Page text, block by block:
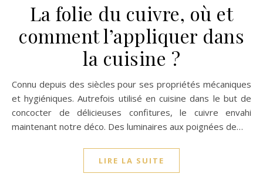
La folie du cuivre, où et
comment l’appliquer dans
la cuisine ?
Connu depuis des siècles pour ses propriétés mécaniques
et hygiéniques. Autrefois utilisé en cuisine dans le but de
concocter de délicieuses confitures, le cuivre envahi
maintenant notre déco. Des luminaires aux poignées de…
LIRE LA SUITE